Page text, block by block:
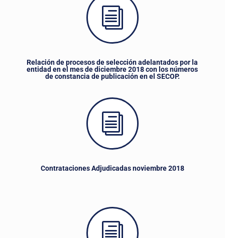
i
Relación de procesos de selección adelantados por la
entidad en el mes de diciembre 2018 con los números
de constancia de publicación en el SECOP.
i
Contrataciones Adjudicadas noviembre 2018